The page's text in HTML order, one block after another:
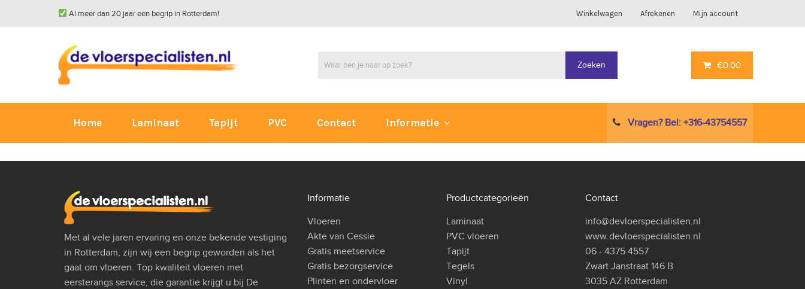
Al meer dan 20 jaar een begrip in Rotterdam! Winkelwagen Afrekenen Mijn account
Zoeken €0.00
Home Laminaat Tapijt PVC Contact Informatie Vragen? Bel: +316-43754557
Met al vele jaren ervaring en onze bekende vestiging
in Rotterdam, zijn wij een begrip geworden als het
gaat om vloeren. Top kwaliteit vloeren met
eersterangs service, die garantie krijgt u bij De
Informatie
Vloeren
Akte van Cessie
Gratis meetservice
Gratis bezorgservice
Plinten en ondervloer
Productcategorieën
Laminaat
PVC vloeren
Tapijt
Tegels
Vinyl
Contact
info@devloerspecialisten.nl
www.devloerspecialisten.nl
06 - 4375 4557
Zwart Janstraat 146 B
3035 AZ Rotterdam